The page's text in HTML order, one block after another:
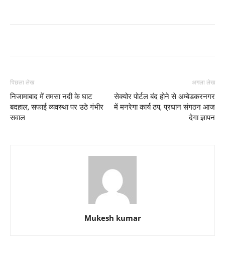
पिछला लेख
निजामाबाद में तमसा नदी के घाट
बदहाल, सफाई व्यवस्था पर उठे गंभीर
सवाल
अगला लेख
सेक्योर पोर्टल बंद होने से अम्बेडकरनगर
में मनरेगा कार्य ठप, प्रधान संगठन आज
देगा ज्ञापन
Mukesh kumar